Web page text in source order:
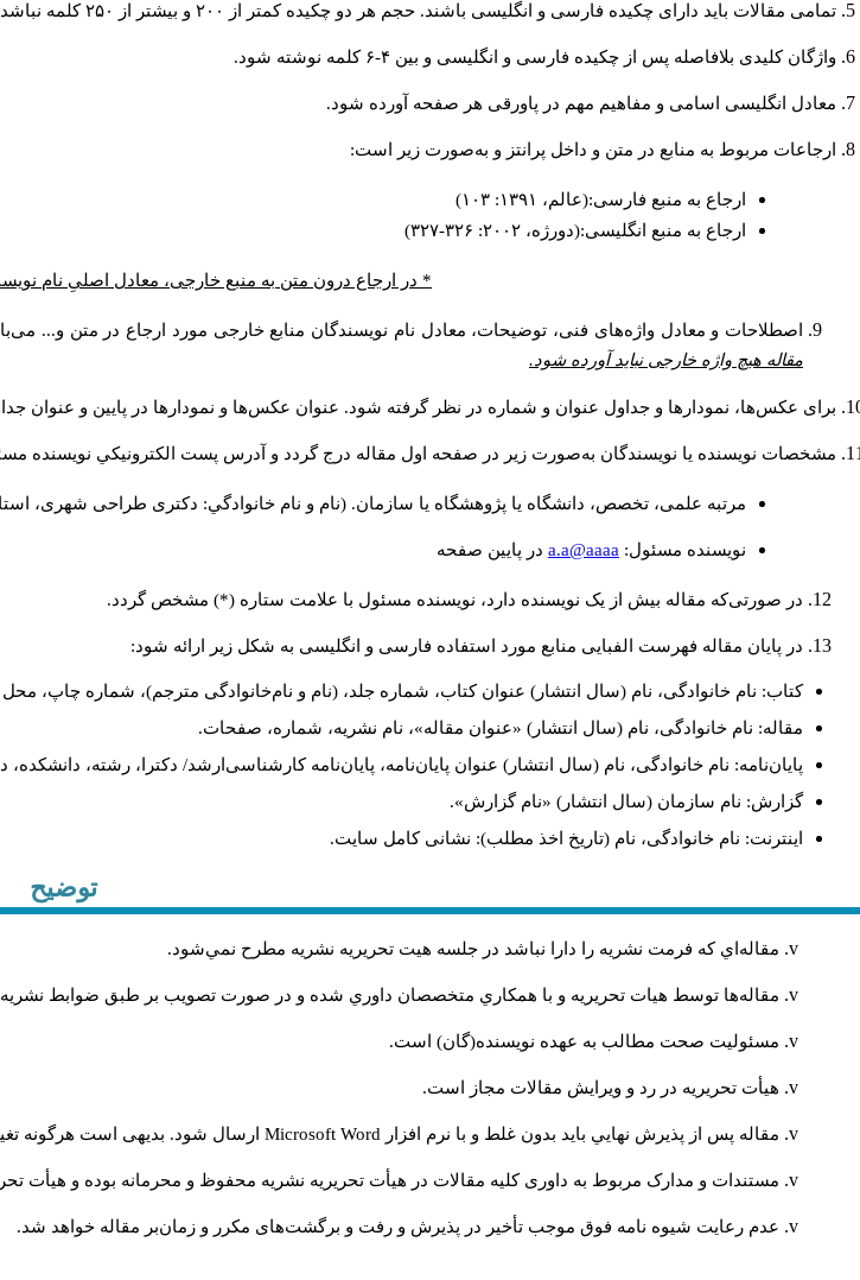
تمامی مقالات باید دارای چکیده فارسی و انگلیسی باشند. حجم هر دو چکیده کمتر از ۲۰۰ و بیشتر از ۲۵۰ کلمه نباشد.
واژگان کلیدی بلافاصله پس از چکیده فارسی و انگلیسی و بین ۴-۶ کلمه نوشته شود.
معادل انگلیسی اسامی و مفاهیم مهم در پاورقی هر صفحه آورده شود.
ارجاعات مربوط به منابع در متن و داخل پرانتز و به‌صورت زیر است:
ارجاع به منبع فارسی:(عالم، ۱۳۹۱: ۱۰۳)
ارجاع به منبع انگلیسی:(دورژه، ۲۰۰۲: ۳۲۶-۳۲۷)
* در ارجاع درون متن به منبع خارجی، معادل اصلیِ نام
اصطلاحات و معادل واژه‌های فنی، توضیحات، معادل نام نویسندگان منابع خارجی مورد ارجاع در متن و...
مقاله هیچ واژه خارجی نباید آورده شود.
برای عکس‌ها، نمودارها و جداول عنوان و شماره در نظر گرفته شود. عنوان عکس‌ها و نمودارها در پایین و عنوان
مشخصات نویسنده یا نویسندگان به‌صورت زیر در صفحه اول مقاله درج گردد و آدرس پست الكترونيكي نويسنده
مرتبه علمی، تخصص، دانشگاه یا پژوهشگاه یا سازمان. (نام و نام خانوادگي: دکتری طراحی شهری،
نويسنده مسئول: a.a@aaaa در پايين صفحه
در صورتی‌که مقاله بیش از یک نویسنده دارد، نویسنده مسئول با علامت ستاره (*) مشخص گردد.
در پایان مقاله فهرست الفبایی منابع مورد استفاده فارسی و انگلیسی به شکل زیر ارائه شود:
کتاب: نام خانوادگی، نام (سال انتشار) عنوان کتاب، شماره جلد، (نام و نام‌خانوادگی مترجم)، شماره چاپ، محل
مقاله: نام خانوادگی، نام (سال انتشار) «عنوان مقاله»، نام نشریه، شماره، صفحات.
پایان‌نامه: نام خانوادگی، نام (سال انتشار) عنوان پایان‌نامه، پایان‌نامه کارشناسی‌ارشد/ دکترا، رشته، دانشکده،
گزارش: نام سازمان (سال انتشار) «نام گزارش».
اینترنت: نام خانوادگی، نام (تاریخ اخذ مطلب): نشانی کامل سایت.
توضیح
مقاله‌اي كه فرمت نشريه را دارا نباشد در جلسه هيت تحريريه نشريه مطرح نمي‌شود.
مقاله‌ها توسط هیات تحريريه و با همکاري متخصصان داوري شده و در صورت تصويب بر طبق ضوابط
مسئوليت صحت مطالب به عهده نويسنده(گان) است.
هيأت تحريريه در رد و ويرايش مقالات مجاز است.
مقاله پس از پذيرش نهايي باید بدون غلط و با نرم افزار Microsoft Word ارسال شود. بدیهی است هرگونه
مستندات و مدارک مربوط به داوری کلیه مقالات در هیأت تحریریه نشریه محفوظ و محرمانه بوده و هیأت
عدم رعایت شیوه نامه فوق موجب تأخیر در پذیرش و رفت و برگشت‌‌های مکرر و زمان‌بر مقاله خواهد شد.